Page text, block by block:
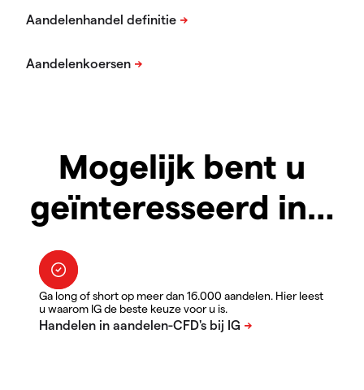
Mogelijk bent u
geïnteresseerd in…
Ga long of short op meer dan 16.000 aandelen. Hier leest
u waarom IG de beste keuze voor u is.